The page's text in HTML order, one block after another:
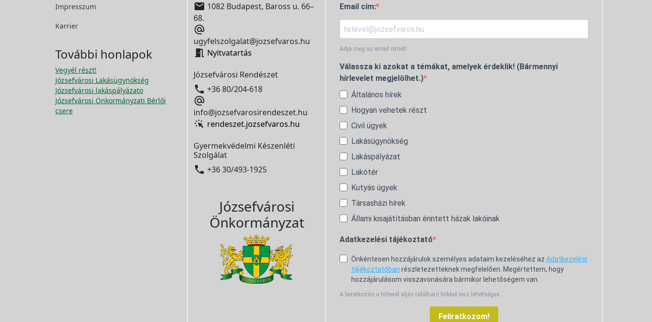
Impresszum
Karrier
További honlapok
Vegyél részt!
Józsefvárosi Lakásügynökség
Józsefvárosi lakáspályázato
Józsefvárosi Önkormányzati Bérlői
csere
 1082 Budapest, Baross u. 66–
68.

ugyfelszolgalat@jozsefvaros.hu
 Nyitvatartás
Józsefvárosi Rendészet
 +36 80/204-618

info@jozsefvarosirendeszet.hu
rendeszet.jozsefvaros.hu
Gyermekvédelmi Készenléti
Szolgálat
 +36 30/493-1925
Józsefvárosi
Önkormányzat
Email cím:
Adja meg az email címét!
Válassza ki azokat a témákat, amelyek érdeklik! (Bármennyi
hírlevelet megjelölhet.)
Általános hírek
Hogyan vehetek részt
Civil ügyek
Lakásügynökség
Lakáspályázat
Lakótér
Kutyás ügyek
Társasházi hírek
Állami kisajátításban érintett házak lakóinak
Adatkezelési tájékoztató
Önkéntesen hozzájárulok személyes adataim kezeléséhez az Adatkezelési
tájékoztatóban részletezetteknek megfelelően. Megértettem, hogy
hozzájárulásom visszavonására bármikor lehetőségem van.
A leiratkozás a hírlevél alján található linkkel lesz lehetséges.
Feliratkozom!